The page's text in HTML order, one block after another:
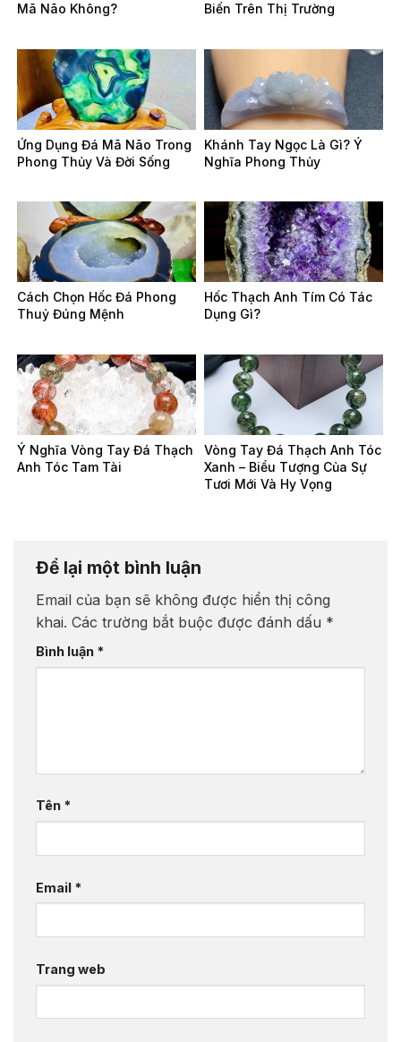
Mã Não Không? Biến Trên Thị Trường
Ứng Dụng Đá Mã Não Trong
Phong Thủy Và Đời Sống
Khánh Tay Ngọc Là Gì? Ý
Nghĩa Phong Thủy
Cách Chọn Hốc Đá Phong
Thuỷ Đúng Mệnh
Hốc Thạch Anh Tím Có Tác
Dụng Gì?
Ý Nghĩa Vòng Tay Đá Thạch
Anh Tóc Tam Tài
Vòng Tay Đá Thạch Anh Tóc
Xanh – Biểu Tượng Của Sự
Tươi Mới Và Hy Vọng
Để lại một bình luận
Email của bạn sẽ không được hiển thị công
khai. Các trường bắt buộc được đánh dấu *
Bình luận *
Tên *
Email *
Trang web